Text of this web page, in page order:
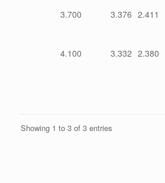
3.700 3.376 2.411
4.100 3.332 2.380
Showing 1 to 3 of 3 entries